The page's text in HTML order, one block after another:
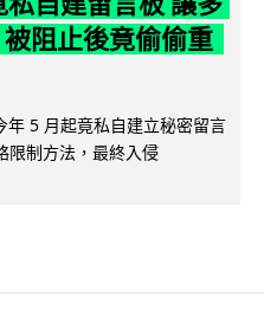
阻止後竟偷偷重
5 月起竟私自建立秘密留言
限制方法，最終入侵